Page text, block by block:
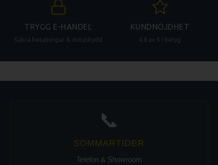
TRYGG E-HANDEL
Säkra betalningar & dataskydd
KUNDNÖJDHET
4.8 av 5 i betyg
📞
SOMMARTIDER
Telefon & Showroom